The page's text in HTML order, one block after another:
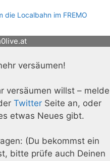
die Localbahn im FREMO
versäumen!
versäumen willst – melde
Twitter Seite an, oder
etwas Neues gibt.
(Du bekommst ein
bitte prüfe auch Deinen